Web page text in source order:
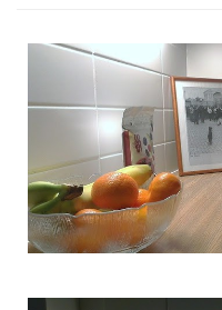
Artikkelien
selaus